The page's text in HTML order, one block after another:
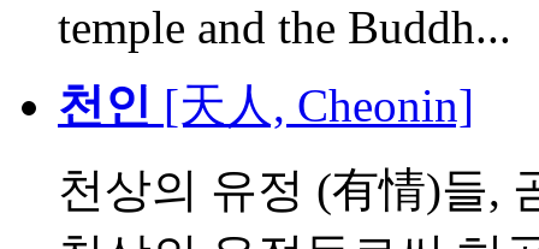
temple and the Buddh...
천인 [天人, Cheonin]
천상의 유정 (有情)들,